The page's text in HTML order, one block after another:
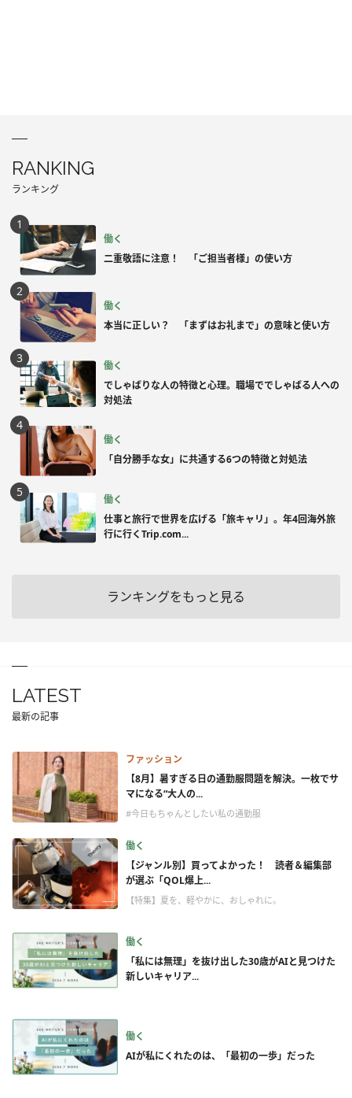
RANKING
ランキング
働く
二重敬語に注意！ 「ご担当者様」の使い方
働く
本当に正しい？ 「まずはお礼まで」の意味と使い方
働く
でしゃばりな人の特徴と心理。職場ででしゃばる人への
対処法
働く
「自分勝手な女」に共通する6つの特徴と対処法
働く
仕事と旅行で世界を広げる「旅キャリ」。年4回海外旅
行に行くTrip.com...
ランキングをもっと見る
LATEST
最新の記事
ファッション
【8月】暑すぎる日の通勤服問題を解決。一枚でサ
マになる“大人の...
#今日もちゃんとしたい私の通勤服
働く
【ジャンル別】買ってよかった！ 読者＆編集部
が選ぶ「QOL爆上...
【特集】夏を、軽やかに、おしゃれに。
働く
「私には無理」を抜け出した30歳がAIと見つけた
新しいキャリア...
働く
AIが私にくれたのは、「最初の一歩」だった